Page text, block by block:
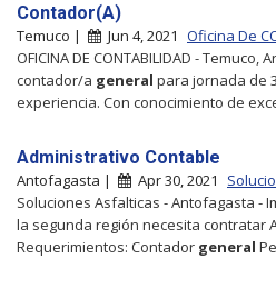
Contador(A)
Temuco | Jun 4, 2021 Oficina De
OFICINA DE CONTABILIDAD - Temuco,
contador/a general para jornada de
experiencia. Con conocimiento de
Administrativo Contable
Antofagasta | Apr 30, 2021
Soluciones Asfalticas - Antofagasta -
la segunda región necesita contratar
Requerimientos: Contador general